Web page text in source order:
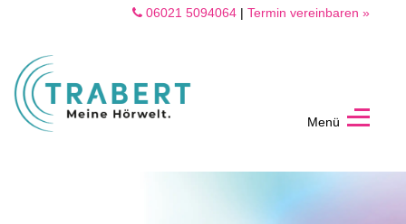
06021 5094064 | Termin vereinbaren »
Menü